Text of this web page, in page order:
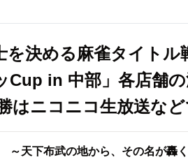
を決める麻雀タイトル
Cup in 中部」各店舗
はニコニコ生放送な
～天下布武の地から、その名が轟